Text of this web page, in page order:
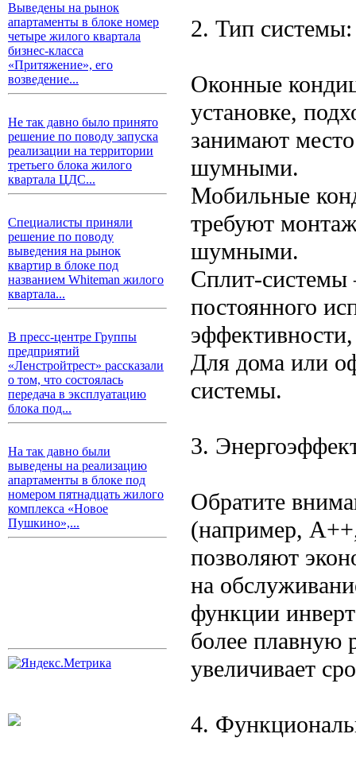
Выведены на рынок
апартаменты в блоке номер
четыре жилого квартала
бизнес-класса
«Притяжение», его
возведение...
Не так давно было принято
решение по поводу запуска
реализации на территории
третьего блока жилого
квартала ЦДС...
Специалисты приняли
решение по поводу
выведения на рынок
квартир в блоке под
названием Whiteman жилого
квартала...
В пресс-центре Группы
предприятий
«Ленстройтрест» рассказали
о том, что состоялась
передача в эксплуатацию
блока под...
На так давно были
выведены на реализацию
апартаменты в блоке под
номером пятнадцать жилого
комплекса «Новое
Пушкино»,...
2. Тип системы:
Оконные
установке,
занимают
шумными.
Мобильные
требуют
шумными.
Сплит-
постоянного
Для дома или
системы.
3.
Обратите
(например,
позволяют
на
функции
более плавную
увеличивает
4.